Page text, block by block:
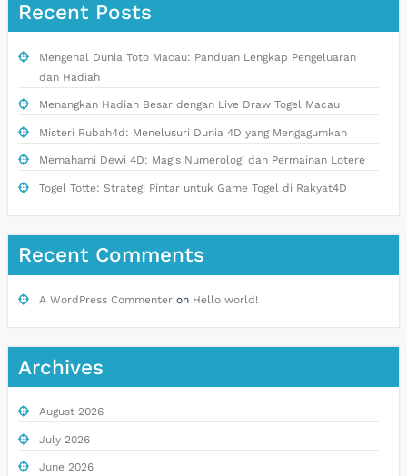
Recent Posts
Mengenal Dunia Toto Macau: Panduan Lengkap Pengeluaran
dan Hadiah
Menangkan Hadiah Besar dengan Live Draw Togel Macau
Misteri Rubah4d: Menelusuri Dunia 4D yang Mengagumkan
Memahami Dewi 4D: Magis Numerologi dan Permainan Lotere
Togel Totte: Strategi Pintar untuk Game Togel di Rakyat4D
Recent Comments
A WordPress Commenteron Hello world!
Archives
August 2026
July 2026
June 2026